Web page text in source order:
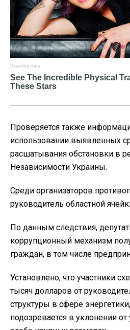
Проверяется также
использовании выявленных
расшатывания обстановки в
Независимости Украины.
Среди организаторов
руководитель областной
По данным следствия,
коррупционный механизм
граждан, в том числе
Установлено, что участники
тысяч долларов от
структуры в сфере
подозревается в уклонении